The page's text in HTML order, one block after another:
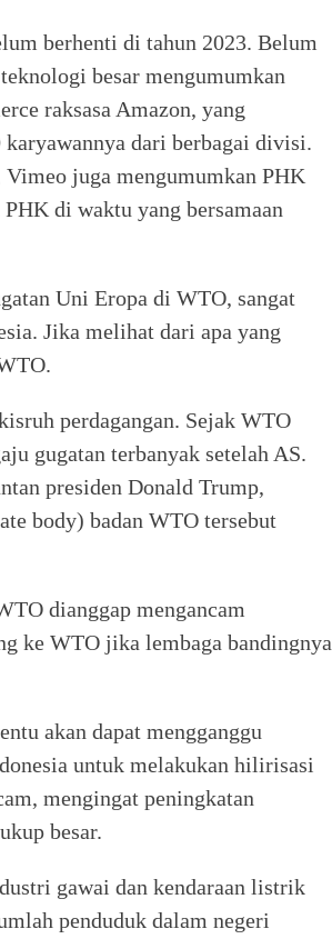
berhenti di tahun 2023. Belum
besar mengumumkan
raksasa Amazon, yang
dari berbagai divisi.
juga mengumumkan PHK
di waktu yang bersamaan
Uni Eropa di WTO, sangat
Jika melihat dari apa yang
perdagangan. Sejak WTO
gugatan terbanyak setelah AS.
presiden Donald Trump,
body) badan WTO tersebut
dianggap mengancam
ke WTO jika lembaga bandingnya
akan dapat mengganggu
untuk melakukan hilirisasi
mengingat peningkatan
besar.
gawai dan kendaraan listrik
penduduk dalam negeri